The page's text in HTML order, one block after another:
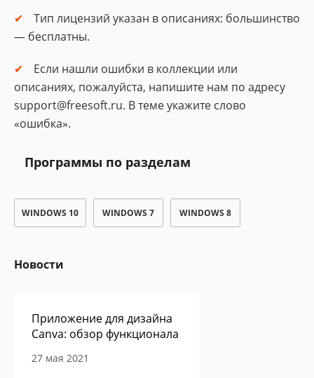
Тип лицензий указан в описаниях: большинство
— бесплатны.
Если нашли ошибки в коллекции или
описаниях, пожалуйста, напишите нам по адресу
support@freesoft.ru. В теме укажите слово
«ошибка».
Программы по разделам
WINDOWS 10 WINDOWS 7 WINDOWS 8
Новости
Приложение для дизайна
Canva: обзор функционала
27 мая 2021